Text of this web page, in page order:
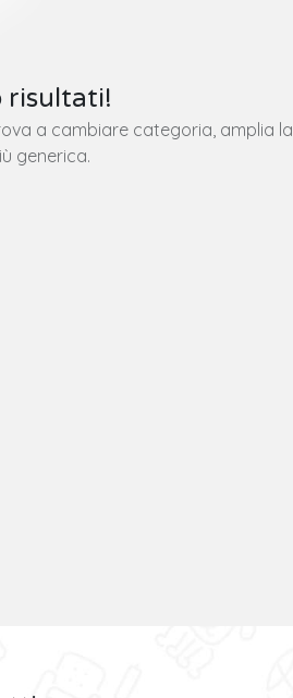
risultati!
a cambiare categoria, amplia la
generica.